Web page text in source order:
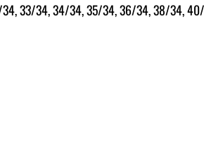
33/34, 34/34, 35/34, 36/34, 38/34,